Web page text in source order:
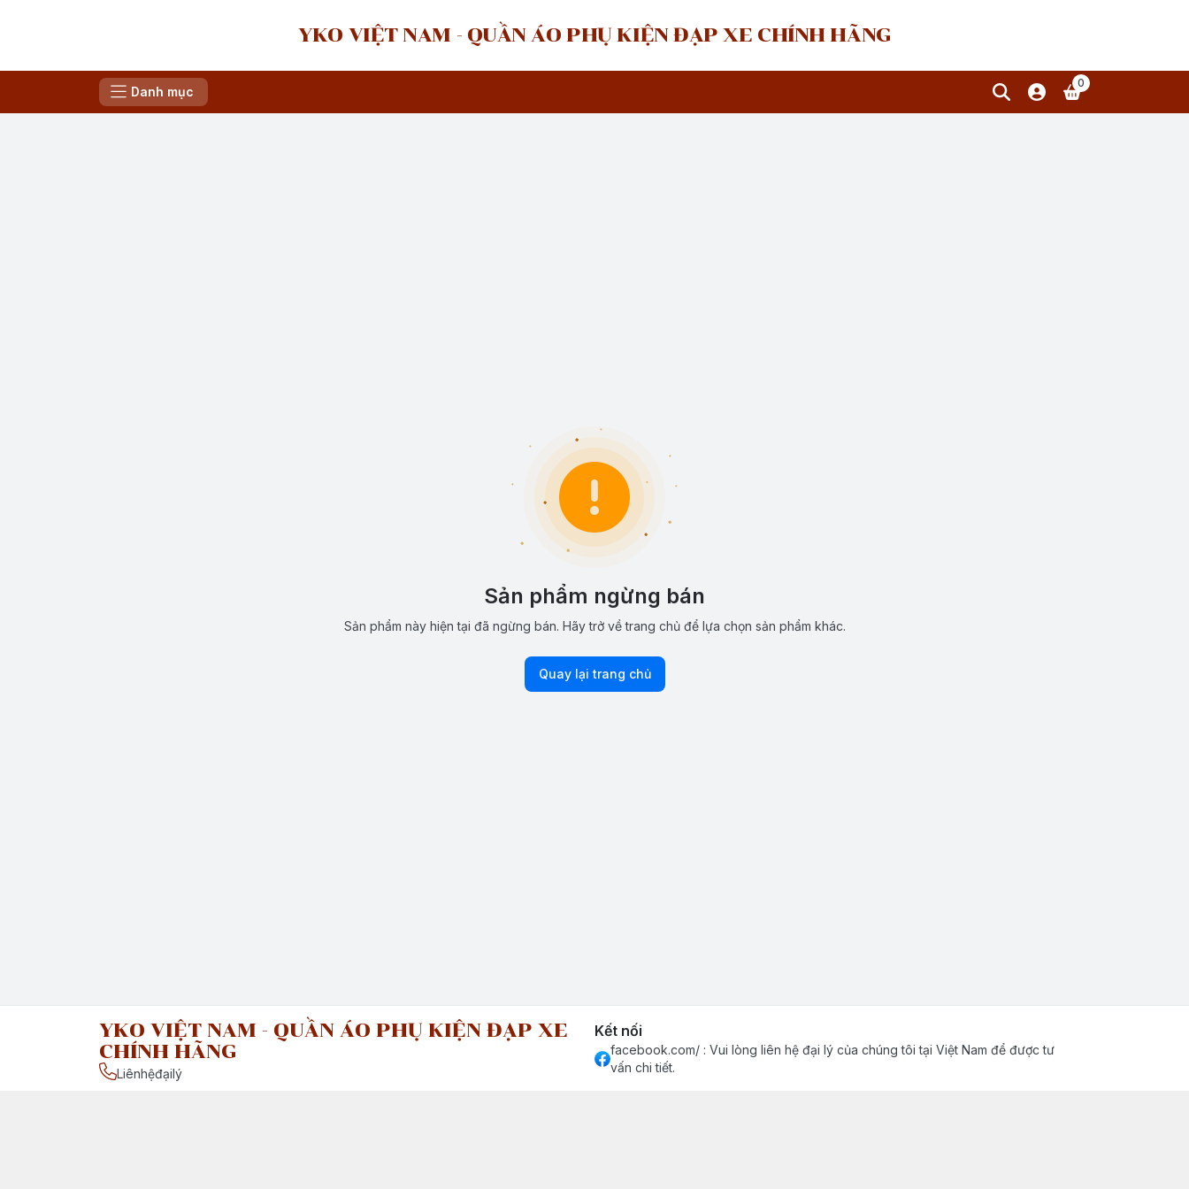
YKO VIỆT NAM - QUẦN ÁO PHỤ KIỆN ĐẠP XE CHÍNH HÃNG
Danh mục
0
Sản phẩm ngừng bán
Sản phẩm này hiện tại đã ngừng bán. Hãy trở về trang chủ để lựa chọn sản phẩm khác.
Quay lại trang chủ
YKO VIỆT NAM - QUẦN ÁO PHỤ KIỆN ĐẠP XE
CHÍNH HÃNG
Liênhệđạilý
Kết nối
facebook.com/ : Vui lòng liên hệ đại lý của chúng tôi tại Việt Nam để được tư
vấn chi tiết.